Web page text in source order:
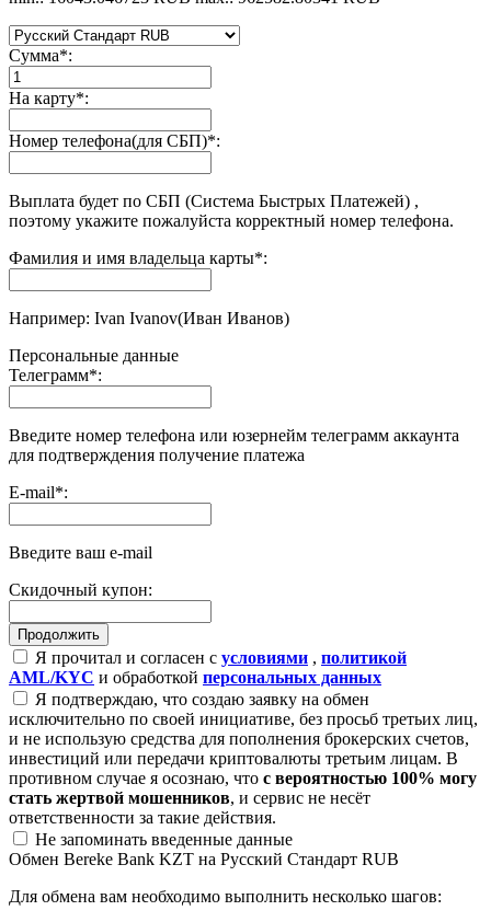
Сумма*:
На карту*:
Номер телефона(для СБП)*:
Выплата будет по СБП (Система Быстрых Платежей) ,
поэтому укажите пожалуйста корректный номер телефона.
Фамилия и имя владельца карты*:
Например: Ivan Ivanov(Иван Иванов)
Персональные данные
Телеграмм*:
Введите номер телефона или юзернейм телеграмм аккаунта
для подтверждения получение платежа
E-mail*:
Введите ваш e-mail
Скидочный купон:
Я прочитал и согласен с условиями , политикой
AML/KYC и обработкой персональных данных
Я подтверждаю, что создаю заявку на обмен
исключительно по своей инициативе, без просьб третьих лиц,
и не использую средства для пополнения брокерских счетов,
инвестиций или передачи криптовалюты третьим лицам. В
противном случае я осознаю, что с вероятностью 100% могу
стать жертвой мошенников, и сервис не несёт
ответственности за такие действия.
Не запоминать введенные данные
Обмен Bereke Bank KZT на Русский Стандарт RUB
Для обмена вам необходимо выполнить несколько шагов: